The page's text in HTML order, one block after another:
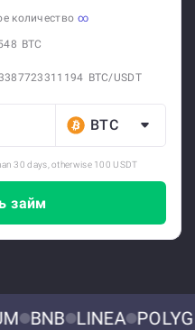
количество
BTC
BTC/USDT
BTC
30 days, otherwise 100 USDT
займ
BNB LINEA